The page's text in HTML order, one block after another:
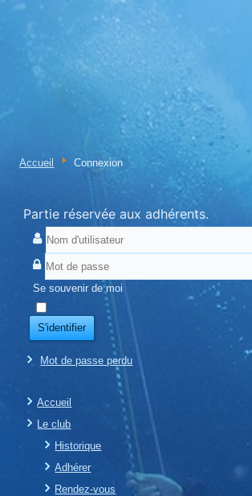
Accueil Connexion
Partie réservée aux adhérents.
Se souvenir de moi
S'identifier
Mot de passe perdu
Accueil
Le club
Historique
Adhérer
Rendez-vous